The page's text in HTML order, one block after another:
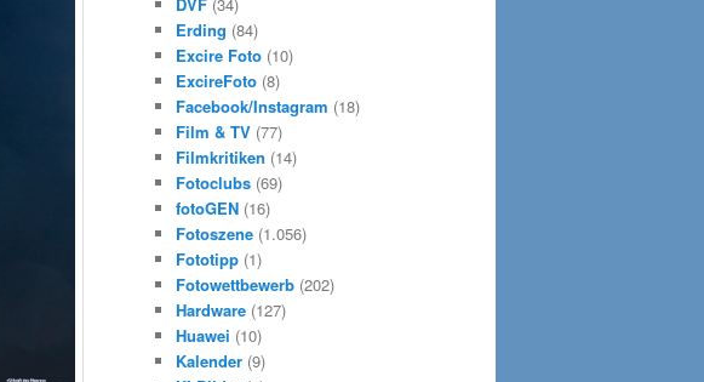
DVF (34)
Erding (84)
Excire Foto (10)
ExcireFoto (8)
Facebook/Instagram (18)
Film & TV (77)
Filmkritiken (14)
Fotoclubs (69)
fotoGEN (16)
Fotoszene (1.056)
Fototipp (1)
Fotowettbewerb (202)
Hardware (127)
Huawei (10)
Kalender (9)